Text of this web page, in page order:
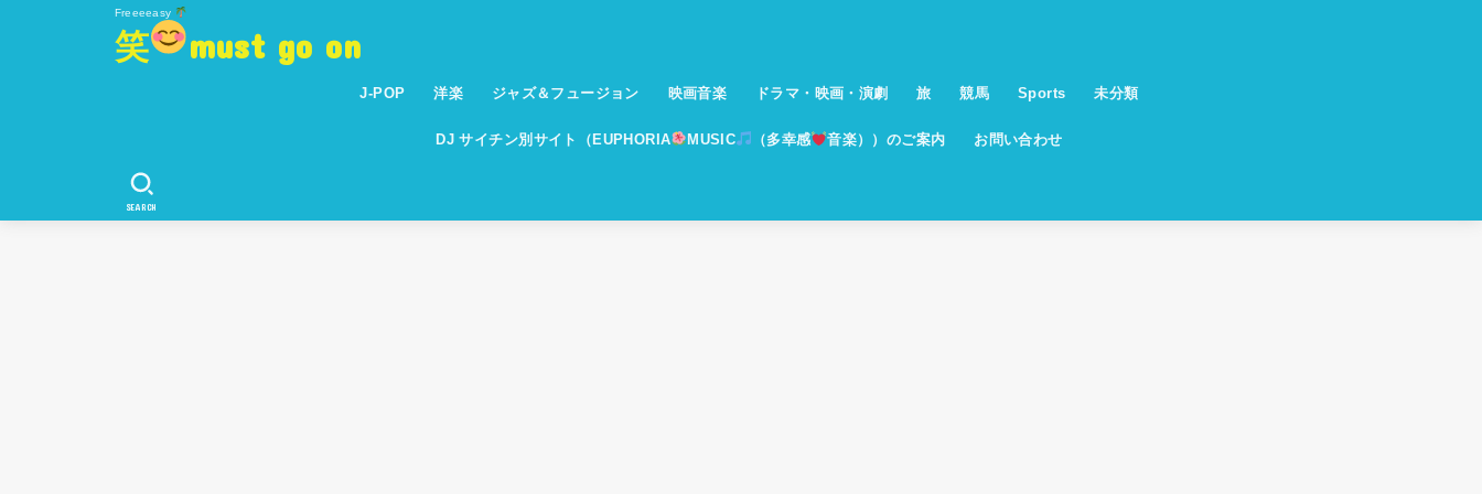
Freeeeasy
笑 must go on
J-POP 洋楽 ジャズ＆フュージョン 映画音楽 ドラマ・映画・演劇 旅 競馬 Sports 未分類
DJ サイチン別サイト（EUPHORIA MUSIC （多幸感 音楽））のご案内 お問い合わせ
SEARCH